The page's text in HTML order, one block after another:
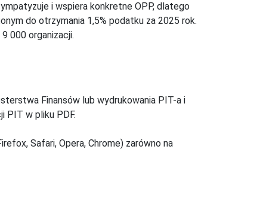
i wspiera konkretne OPP, dlatego
do otrzymania 1,5% podatku za 2025 rok.
000 organizacji.
Finansów lub wydrukowania PIT-a i
PIT w pliku PDF.
Safari, Opera, Chrome) zarówno na